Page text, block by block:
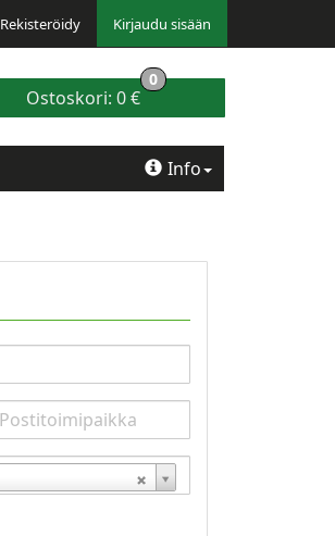
Kirjaudu sisään
Rekisteröidy
Ostoskori: 0 €
0
Info